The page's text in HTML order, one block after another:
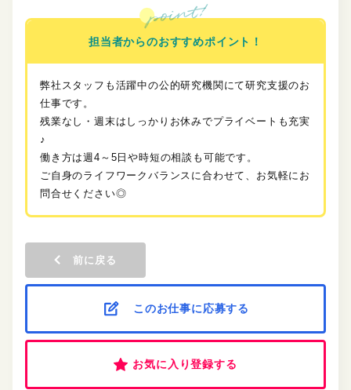
担当者からのおすすめポイント！
弊社スタッフも活躍中の公的研究機関にて研究支援のお
仕事です。
残業なし・週末はしっかりお休みでプライベートも充実
♪
働き方は週4～5日や時短の相談も可能です。
ご自身のライフワークバランスに合わせて、お気軽にお
問合せください◎
前に戻る
このお仕事に応募する
お気に入り登録する